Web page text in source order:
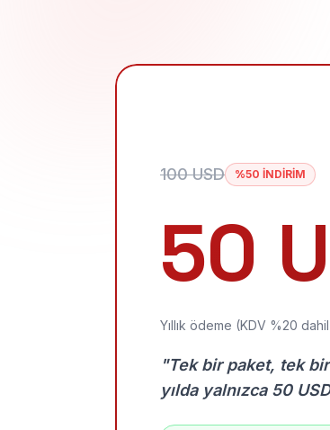
100 USD %50 İNDİRİM
50
Yıllık ödeme (KDV %20
"Tek bir paket, tek
yılda yalnızca 50